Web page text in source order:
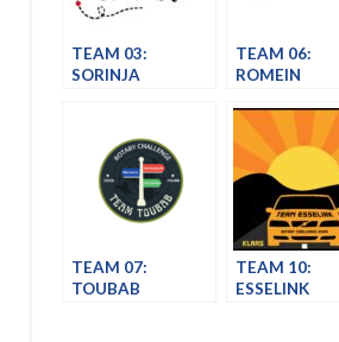
TEAM 03:
SORINJA
TEAM 06:
ROMEIN
TEAM 07:
TOUBAB
TEAM 10:
ESSELINK